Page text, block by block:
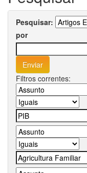
Pesquisar:
por
Filtros correntes: